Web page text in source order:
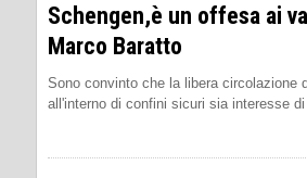
Schengen,è un offesa ai
Marco Baratto
Sono convinto che la libera circolazione
all'interno di confini sicuri sia interesse di